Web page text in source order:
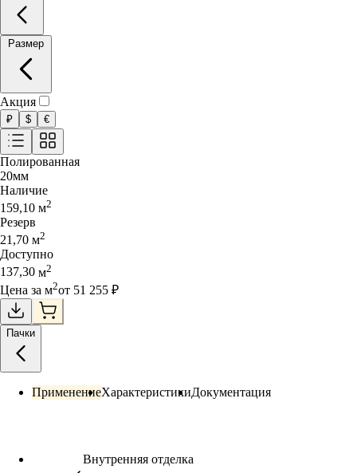
Акция
₽ $ €
Полированная
20мм
Наличие
159,10 м2
Резерв
21,70 м2
Доступно
137,30 м2
Цена за м2от 51 255 ₽
Пачки
ПрименениеХарактеристикиДокументация
Внутренняя отделка